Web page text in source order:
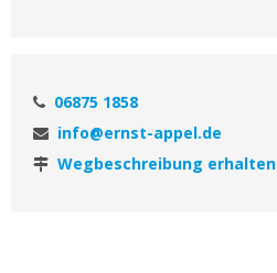
06875 1858
info@ernst-appel.de
Wegbeschreibung erhalten